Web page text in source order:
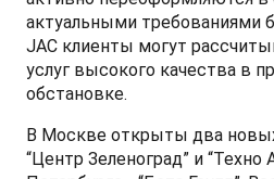
актуальными требованиями
JAC клиенты могут
услуг высокого качества в
обстановке.
В Москве открыты два
“Центр Зеленоград” и “Техно